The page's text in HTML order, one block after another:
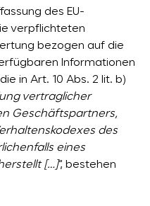
des EU-
verpflichteten
bezogen auf die
Informationen
in Art. 10 Abs. 2 lit. b)
vertraglicher
Geschäftspartners,
des
eines
[…]“, bestehen